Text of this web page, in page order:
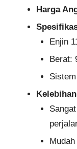
Harga
Enjin
Berat:
Kelebihan